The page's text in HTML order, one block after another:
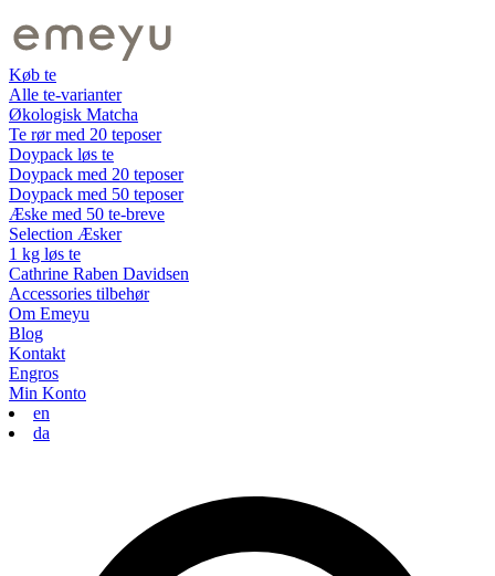
Køb te
Alle te-varianter
Økologisk Matcha
Te rør med 20 teposer
Doypack løs te
Doypack med 20 teposer
Doypack med 50 teposer
Æske med 50 te-breve
Selection Æsker
1 kg løs te
Cathrine Raben Davidsen
Accessories tilbehør
Om Emeyu
Blog
Kontakt
Engros
Min Konto
en
da